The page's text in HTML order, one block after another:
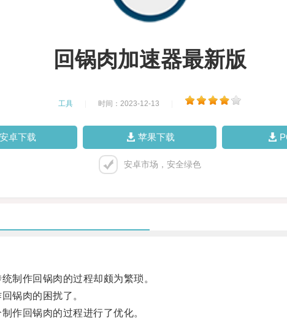
回锅肉加速器最新版
工具 时间：2023-12-13
安卓下载 苹果下载
安卓市场，安全绿色
作回锅肉的过程却颇为繁琐。
锅肉的困扰了。
回锅肉的过程进行了优化。